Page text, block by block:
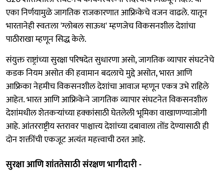
एका निर्णयामुळे जागतिक राजकारणात आफ्रिकेचे वजन वाढले. यातून
भारतानेही स्वतःला 'ग्लोबल साऊथ' म्हणजेच विकसनशील देशांचा
पाठीराखा म्हणून सिद्ध केले.
संयुक्त राष्ट्रांच्या सुरक्षा परिषदेत सुधारणा असो, जागतिक व्यापार संघटनेचे
कडक नियम असोत की हवामान बदलाचे मुद्दे असोत, भारत आणि
आफ्रिका नेहमीच विकसनशील देशांचा आवाज म्हणून एकत्र उभे राहिले
आहेत. भारत आणि आफ्रिकेने जागतिक व्यापार संघटनेत विकसनशील
देशांमधील शेतकऱ्यांच्या हक्कांसाठी घेतलेली भूमिका वाखाणण्याजोगी
आहे. आंतरराष्ट्रीय स्तरावर पाश्चात्त्य देशांच्या दबावाला तोंड देण्यासाठी ही
दोन शक्तींची एकजूट अत्यंत महत्त्वाची ठरत आहे.
सुरक्षा आणि शांततेसाठी संरक्षण भागीदारी -